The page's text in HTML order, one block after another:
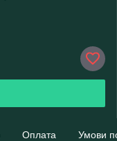
Оплата Умови